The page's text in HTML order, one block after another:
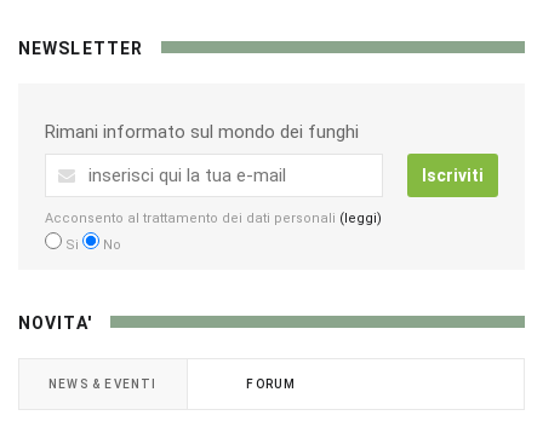
NEWSLETTER
Rimani informato sul mondo dei funghi
Iscriviti
Acconsento al trattamento dei dati personali (leggi)
Si
No
NOVITA'
NEWS & EVENTI FORUM